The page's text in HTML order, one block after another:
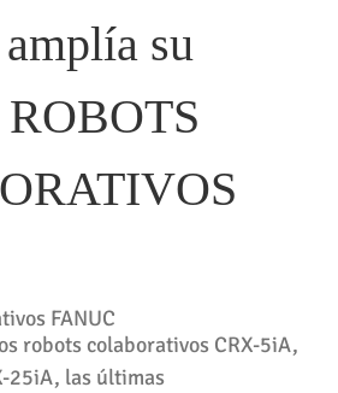
su
ROBOTS
robots colaborativos CRX-5iA,
25iA, las últimas